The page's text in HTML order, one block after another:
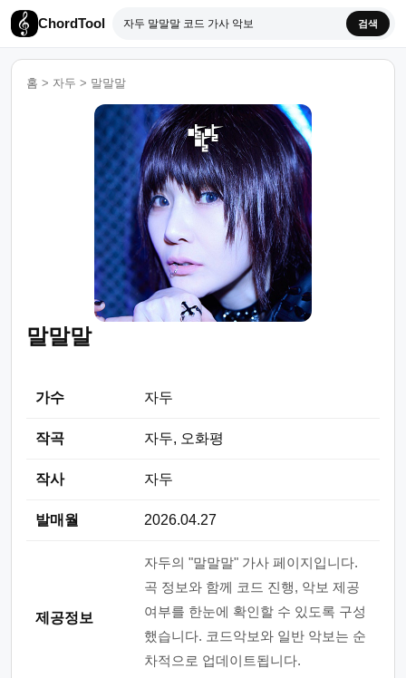
ChordTool 검색
홈 > 자두 > 말말말
말말말
가수 자두
작곡 자두, 오화평
작사 자두
발매월 2026.04.27
제공정보
자두의 "말말말" 가사 페이지입니다.
곡 정보와 함께 코드 진행, 악보 제공
여부를 한눈에 확인할 수 있도록 구성
했습니다. 코드악보와 일반 악보는 순
차적으로 업데이트됩니다.